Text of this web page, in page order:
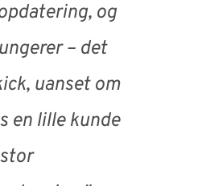
og
– det
uanset om
en lille kunde